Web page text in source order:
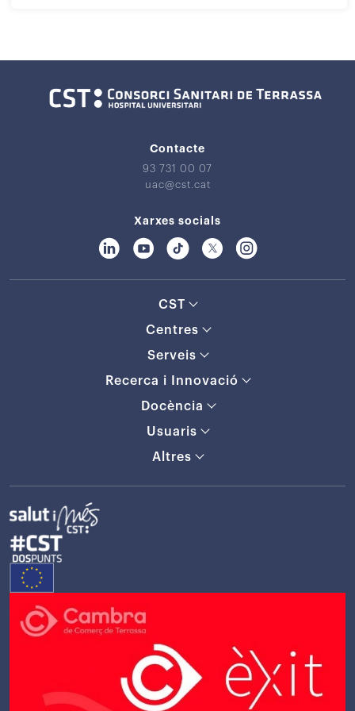
Contacte
93 731 00 07
uac@cst.cat
Xarxes socials
CST
Centres
Serveis
Recerca i Innovació
Docència
Usuaris
Altres